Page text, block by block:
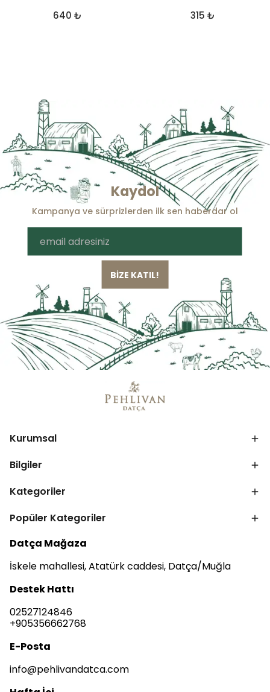
640 ₺ 315 ₺
Kaydol
Kampanya ve sürprizlerden ilk sen haberdar ol
BİZE KATIL!
Kurumsal
Bilgiler
Kategoriler
Popüler Kategoriler
Datça Mağaza
İskele mahallesi, Atatürk caddesi, Datça/Muğla
Destek Hattı
02527124846
+905356662768
E-Posta
info@pehlivandatca.com